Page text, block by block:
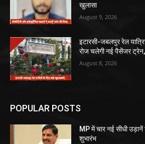
खुलासा
August 9, 2026
इटारसी-जबलपुर रेल
रोज चलेगी नई पैसेंजर
August 8, 2026
POPULAR POSTS
MP में चार नई सीधी
शुभारंभ